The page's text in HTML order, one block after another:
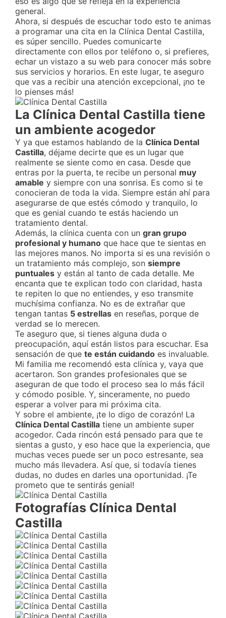
general.
Ahora, si después de escuchar todo esto te animas
a programar una cita en la Clínica Dental Castilla,
es súper sencillo. Puedes comunicarte
directamente con ellos por teléfono o, si prefieres,
echar un vistazo a su web para conocer más sobre
sus servicios y horarios. En este lugar, te aseguro
que vas a recibir una atención excepcional, ¡no te
lo pienses más!
La Clínica Dental Castilla tiene
un ambiente acogedor
Y ya que estamos hablando de la Clínica Dental
Castilla, déjame decirte que es un lugar que
realmente se siente como en casa. Desde que
entras por la puerta, te recibe un personal muy
amable y siempre con una sonrisa. Es como si te
conocieran de toda la vida. Siempre están ahí para
asegurarse de que estés cómodo y tranquilo, lo
que es genial cuando te estás haciendo un
tratamiento dental.
Además, la clínica cuenta con un gran grupo
profesional y humano que hace que te sientas en
las mejores manos. No importa si es una revisión o
un tratamiento más complejo, son siempre
puntuales y están al tanto de cada detalle. Me
encanta que te explican todo con claridad, hasta
te repiten lo que no entiendes, y eso transmite
muchísima confianza. No es de extrañar que
tengan tantas 5 estrellas en reseñas, porque de
verdad se lo merecen.
Te aseguro que, si tienes alguna duda o
preocupación, aquí están listos para escuchar. Esa
sensación de que te están cuidando es invaluable.
Mi familia me recomendó esta clínica y, vaya que
acertaron. Son grandes profesionales que se
aseguran de que todo el proceso sea lo más fácil
y cómodo posible. Y, sinceramente, no puedo
esperar a volver para mi próxima cita.
Y sobre el ambiente, ¡te lo digo de corazón! La
Clínica Dental Castilla tiene un ambiente super
acogedor. Cada rincón está pensado para que te
sientas a gusto, y eso hace que la experiencia, que
muchas veces puede ser un poco estresante, sea
mucho más llevadera. Así que, si todavía tienes
dudas, no dudes en darles una oportunidad. ¡Te
prometo que te sentirás genial!
Fotografías Clínica Dental
Castilla